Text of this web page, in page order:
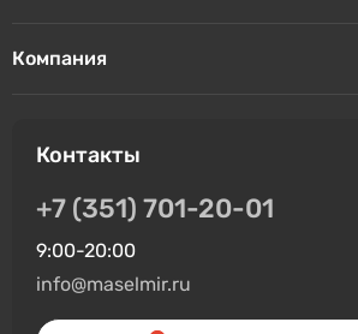
Компания
Контакты
+7 (351) 701-20-01
9:00-20:00
info@maselmir.ru